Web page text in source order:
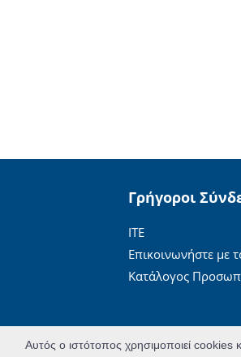
Γρήγοροι
ΙΤΕ
Επικοινωνήστε με
Κατάλογος
Αυτός ο ιστότοπος χρησιμοποιεί cookies